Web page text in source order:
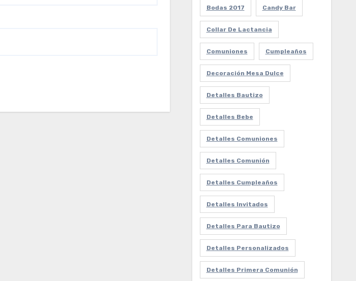
Bodas 2017 Candy Bar
Collar De Lactancia
Comuniones Cumpleaños
Decoración Mesa Dulce
Detalles Bautizo
Detalles Bebe
Detalles Comuniones
Detalles Comunión
Detalles Cumpleaños
Detalles Invitados
Detalles Para Bautizo
Detalles Personalizados
Detalles Primera Comunión